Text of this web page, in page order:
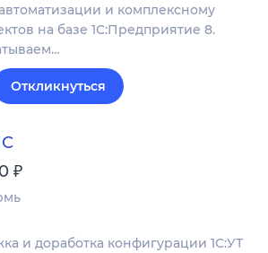
и комплексному
на базе 1С:Предприятие 8.
Откликнуться
₽
и доработка конфигурации 1С:УТ